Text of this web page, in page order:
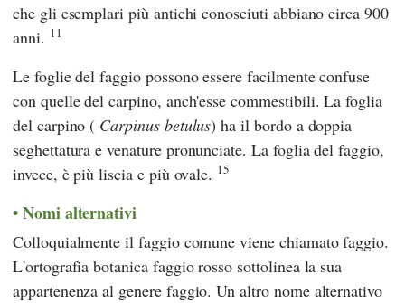
che gli esemplari più antichi conosciuti abbiano circa 900
anni. 11
Le foglie del faggio possono essere facilmente confuse
con quelle del carpino, anch'esse commestibili. La foglia
del carpino ( Carpinus betulus) ha il bordo a doppia
seghettatura e venature pronunciate. La foglia del faggio,
invece, è più liscia e più ovale. 15
Nomi alternativi
Colloquialmente il faggio comune viene chiamato faggio.
L'ortografia botanica faggio rosso sottolinea la sua
appartenenza al genere faggio. Un altro nome alternativo